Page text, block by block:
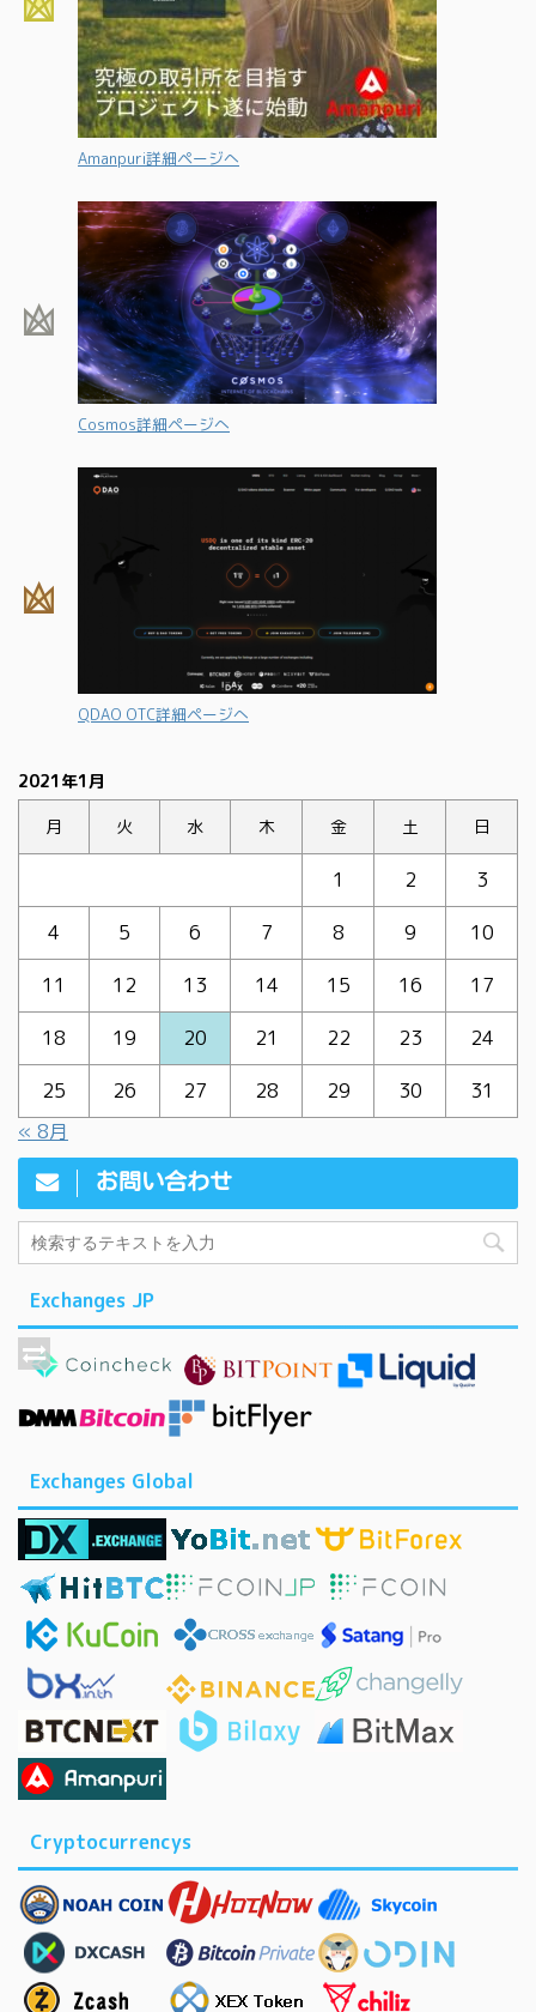
Amanpuri詳細ページへ
Cosmos詳細ページへ
QDAO OTC詳細ページへ
2021年1月
月
火 水 木 金 土 日
1 2
3
4
5 6 7 8 9
10
11
12 13 14 15 16
17
18
19 20 21 22 23
24
25
26 27 28 29 30
31
« 8月
お問い合わせ
Exchanges JP
Exchanges Global
Cryptocurrencys